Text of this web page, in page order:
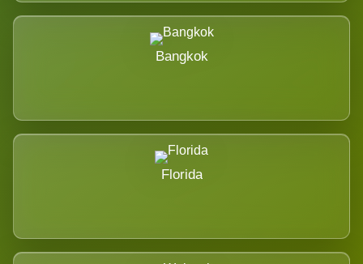
Bangkok
Florida